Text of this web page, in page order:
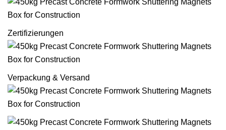
Zertifizierungen
Verpackung & Versand